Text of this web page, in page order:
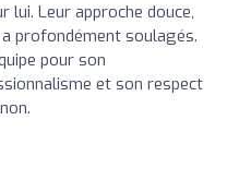
Leur approche douce,
profondément soulagés.
pour son
et son respect